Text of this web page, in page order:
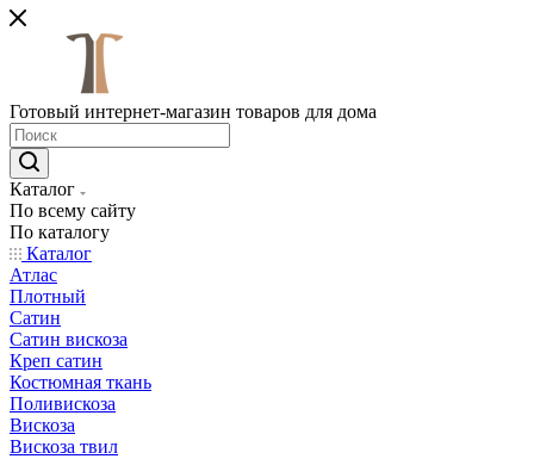
Готовый интернет-магазин товаров для дома
Каталог
По всему сайту
По каталогу
Каталог
Атлас
Плотный
Сатин
Сатин вискоза
Креп сатин
Костюмная ткань
Поливискоза
Вискоза
Вискоза твил